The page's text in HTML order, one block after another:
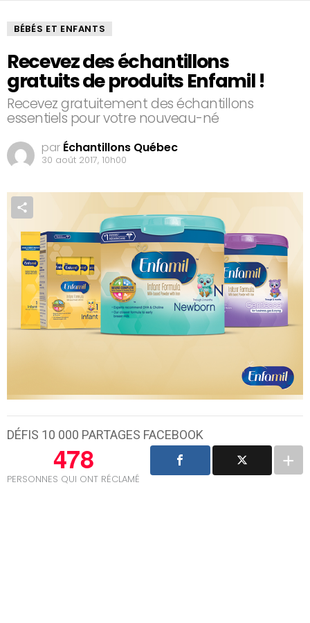
BÉBÉS ET ENFANTS
Recevez des échantillons
gratuits de produits Enfamil !
Recevez gratuitement des échantillons
essentiels pour votre nouveau-né
par Échantillons Québec
30 août 2017, 10h00
DÉFIS 10 000 PARTAGES FACEBOOK
478
PERSONNES QUI ONT RÉCLAMÉ